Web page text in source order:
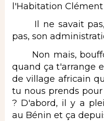
l'Habitation
Il ne savait pas,
pas, son
Non mais,
quand ça t'arrange
de village africain
tu nous prends
? D'abord, il y a
au Bénin et ça